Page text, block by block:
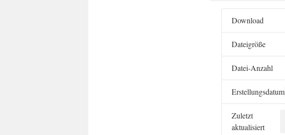
Download
Dateigröße
Datei-Anzahl
Erstellungsdatum
Zuletzt
aktualisiert